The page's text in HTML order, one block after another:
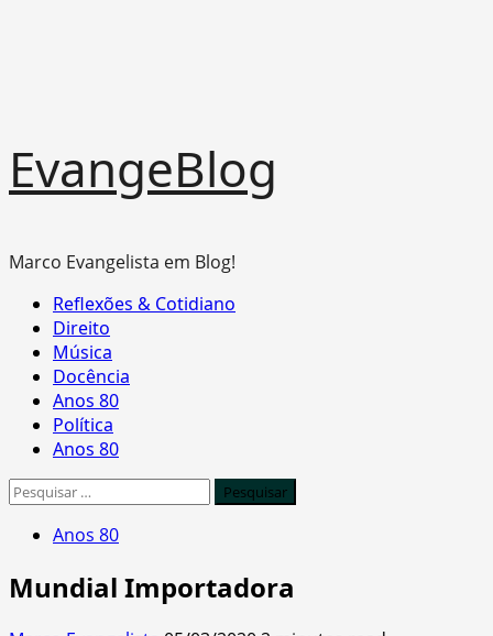
to
content
EvangeBlog
Marco Evangelista em Blog!
Primary
Menu
Reflexões & Cotidiano
Direito
Música
Docência
Anos 80
Política
Anos 80
Pesquisar
Anos 80
Mundial Importadora